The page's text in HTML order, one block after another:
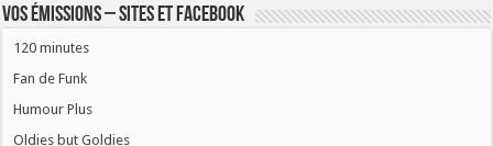
Vos émissions – Sites et Facebook
120 minutes
Fan de Funk
Humour Plus
Oldies but Goldies